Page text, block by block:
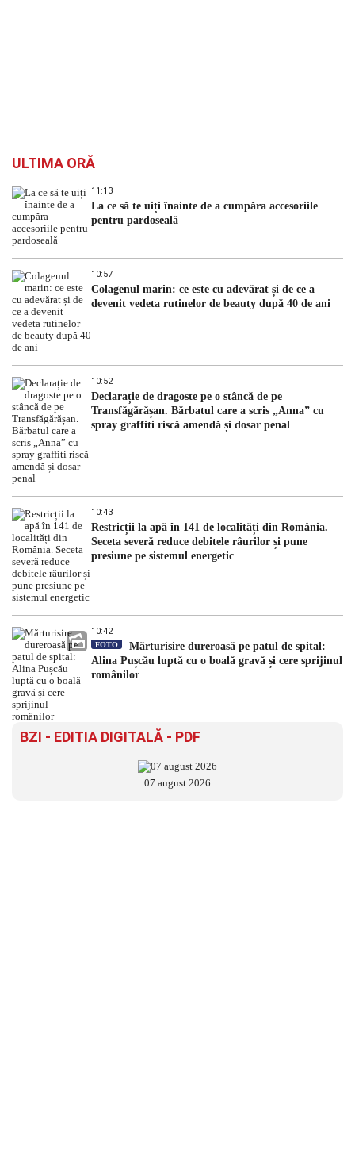
ULTIMA ORĂ
11:13
La ce să te uiți înainte de a cumpăra accesoriile
pentru pardoseală
10:57
Colagenul marin: ce este cu adevărat și de ce a
devenit vedeta rutinelor de beauty după 40 de ani
10:52
Declarație de dragoste pe o stâncă de pe
Transfăgărășan. Bărbatul care a scris „Anna” cu
spray graffiti riscă amendă și dosar penal
10:43
Restricții la apă în 141 de localități din România.
Seceta severă reduce debitele râurilor și pune
presiune pe sistemul energetic
10:42
FOTO
Mărturisire dureroasă pe patul de spital:
Alina Pușcău luptă cu o boală gravă și cere sprijinul
românilor
BZI - EDITIA DIGITALĂ - PDF
07 august 2026